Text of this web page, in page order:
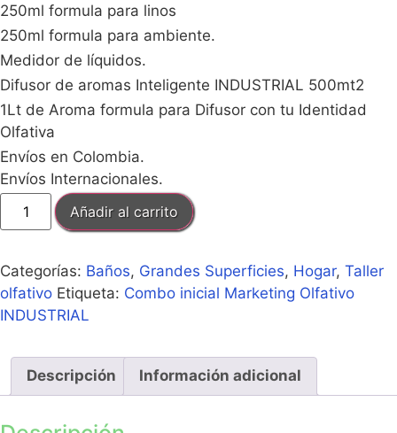
250ml formula para linos
250ml formula para ambiente.
Medidor de líquidos.
Difusor de aromas Inteligente INDUSTRIAL 500mt2
1Lt de Aroma formula para Difusor con tu Identidad
Olfativa
Envíos en Colombia.
Envíos Internacionales.
Añadir al carrito
Categorías: Baños, Grandes Superficies, Hogar, Taller
olfativo Etiqueta: Combo inicial Marketing Olfativo
INDUSTRIAL
Descripción Información adicional